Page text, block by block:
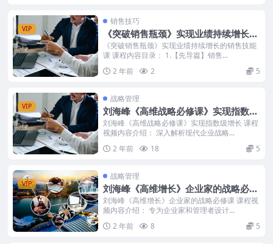
VIP
销售技巧
《突破销售瓶颈》实现业绩持续增长的
销售技能课
《突破销售瓶颈》实现业绩持续增长的销售技能
课 课程内容目录： 1.【先导篇】销售...
2 年前
2 5
VIP
战略管理
刘海峰《高维战略必修课》实现指数级
增长
刘海峰《高维战略必修课》实现指数级增长 课程
视频内容介绍： 深入解析现代企业战略...
2 年前
18 5
VIP
战略管理
刘海峰《高维增长》企业家的战略必修
课
刘海峰《高维增长》企业家的战略必修课 课程视
频内容介绍： 专为企业家和管理者设计...
2 年前
8 5